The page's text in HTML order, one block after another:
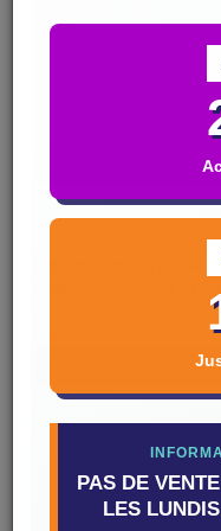
Rejoignez notre petite
PAS DE
LES